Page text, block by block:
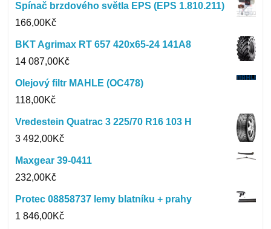
Spínač brzdového světla EPS (EPS 1.810.211)
166,00Kč
BKT Agrimax RT 657 420x65-24 141A8
14 087,00Kč
Olejový filtr MAHLE (OC478)
118,00Kč
Vredestein Quatrac 3 225/70 R16 103 H
3 492,00Kč
Maxgear 39-0411
232,00Kč
Protec 08858737 lemy blatníku + prahy
1 846,00Kč